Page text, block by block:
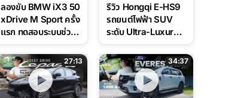
ลองขับ BMW iX3 50
xDrive M Sport ครั้ง
แรก ทดสอบระบบช่วย
Performance แบบ
จัดเต็มในสนาม
รีวิว Hongqi E-HS9
รถยนต์ไฟฟ้า SUV
ระดับ Ultra-Luxury
CDC นุ่มหนึบเหนือ
ระดับ
27:13 34:37